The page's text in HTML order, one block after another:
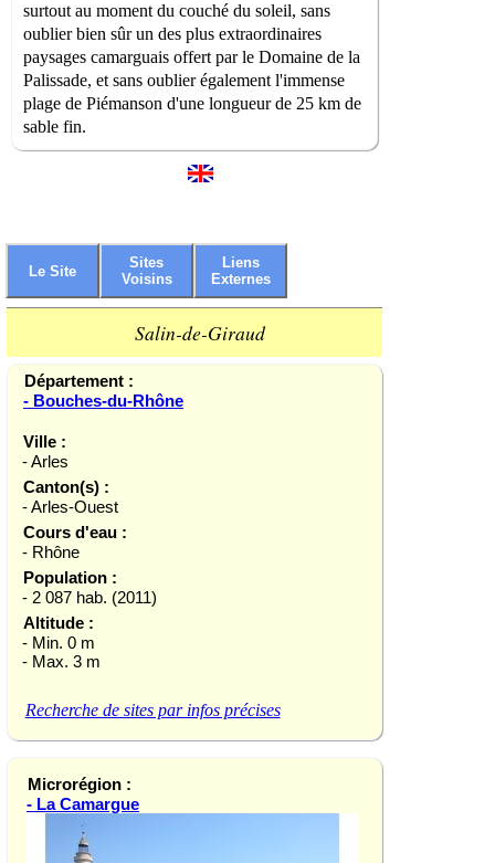
surtout au moment du couché du soleil, sans
oublier bien sûr un des plus extraordinaires
paysages camarguais offert par le Domaine de la
Palissade, et sans oublier également l'immense
plage de Piémanson d'une longueur de 25 km de
sable fin.
Le Site
Sites
Voisins
Liens
Externes
Salin-de-Giraud
Département :
- Bouches-du-Rhône
Ville :
- Arles
Canton(s) :
- Arles-Ouest
Cours d'eau :
- Rhône
Population :
- 2 087 hab. (2011)
Altitude :
- Min. 0 m
- Max. 3 m
Recherche de sites par infos précises
Microrégion :
- La Camargue